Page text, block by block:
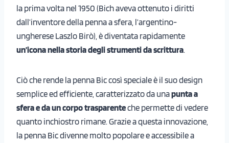
la prima volta nel 1950 (Bich aveva ottenuto i diritti
dall’inventore della penna a sfera, l’argentino-
ungherese Laszlo Birò), è diventata rapidamente
un’icona nella storia degli strumenti da scrittura.
Ciò che rende la penna Bic così speciale è il suo design
semplice ed efficiente, caratterizzato da unapunta a
sfera e da un corpo trasparenteche permette di vedere
quanto inchiostro rimane. Grazie a questa innovazione,
la penna Bic divenne molto popolare e accessibile a